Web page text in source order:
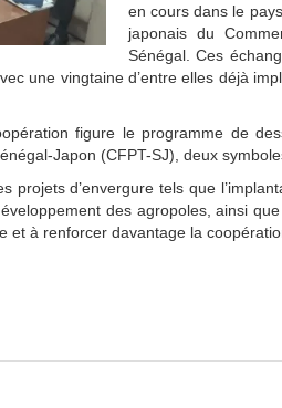
en cours dans le
japonais du
Sénégal. Ces
une vingtaine d’entre elles déjà
figure le programme de
Japon (CFPT-SJ), deux
projets d’envergure tels que
des agropoles, ainsi
et à renforcer davantage la